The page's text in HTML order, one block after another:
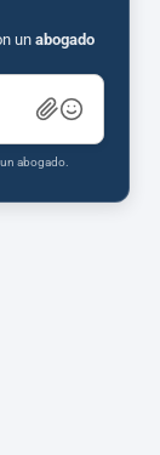
un abogado
abogado.